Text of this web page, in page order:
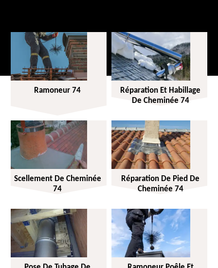
Ramoneur 74
Réparation Et Habillage
De Cheminée 74
Scellement De Cheminée
74
Réparation De Pied De
Cheminée 74